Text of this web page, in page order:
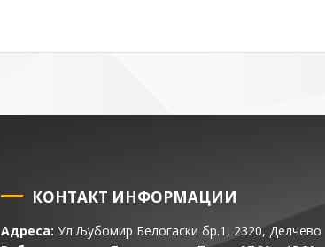
КОНТАКТ ИНФОРМАЦИИ
Адреса: Ул.Љубомир Белогаски бр.1, 2320, Делчево